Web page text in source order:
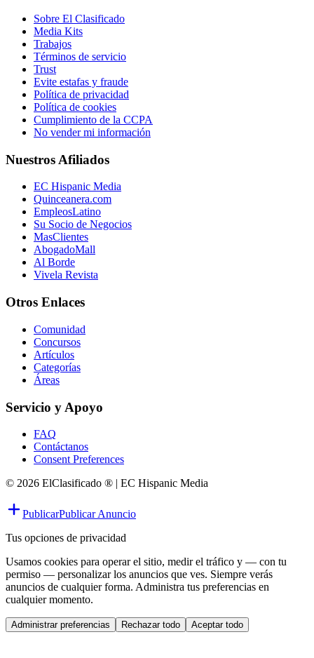
Sobre El Clasificado
Media Kits
Trabajos
Términos de servicio
Trust
Evite estafas y fraude
Política de privacidad
Política de cookies
Cumplimiento de la CCPA
No vender mi información
Nuestros Afiliados
EC Hispanic Media
Quinceanera.com
EmpleosLatino
Su Socio de Negocios
MasClientes
AbogadoMall
Al Borde
Vivela Revista
Otros Enlaces
Comunidad
Concursos
Artículos
Categorías
Áreas
Servicio y Apoyo
FAQ
Contáctanos
Consent Preferences
© 2026 ElClasificado ® | EC Hispanic Media
PublicarPublicar Anuncio
Tus opciones de privacidad
Usamos cookies para operar el sitio, medir el tráfico y — con tu
permiso — personalizar los anuncios que ves. Siempre verás
anuncios de cualquier forma. Administra tus preferencias en
cualquier momento.
Administrar preferencias Rechazar todo Aceptar todo